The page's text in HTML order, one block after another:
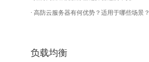
高防云服务器有何优势？适用于哪些场景？
负载均衡